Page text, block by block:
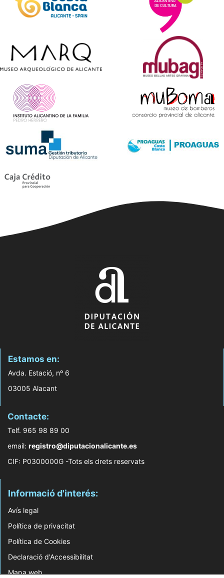
Estamos en:
Avda. Estació, nº 6
03005 Alacant
Contacte:
Telf. 965 98 89 00
email: registro@diputacionalicante.es
CIF: P0300000G -Tots els drets reservats
Informació d'interés:
Avís legal
Política de privacitat
Política de Cookies
Declaració d'Accessibilitat
Mapa web